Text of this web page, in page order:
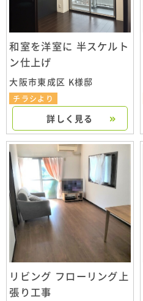
和室を洋室に 半スケルト
ン仕上げ
大阪市東成区 K様邸
チラシより
詳しく見る
リビング フローリング上
張り工事